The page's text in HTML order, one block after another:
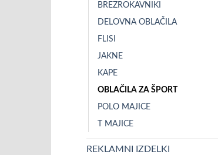
BREZROKAVNIKI
DELOVNA OBLAČILA
FLISI
JAKNE
KAPE
OBLAČILA ZA ŠPORT
POLO MAJICE
T MAJICE
REKLAMNI IZDELKI